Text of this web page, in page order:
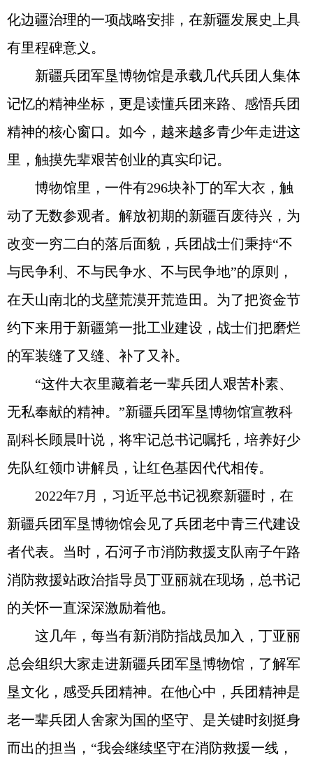
化边疆治理的一项战略安排，在新疆发展史上具
有里程碑意义。
新疆兵团军垦博物馆是承载几代兵团人集体
记忆的精神坐标，更是读懂兵团来路、感悟兵团
精神的核心窗口。如今，越来越多青少年走进这
里，触摸先辈艰苦创业的真实印记。
博物馆里，一件有296块补丁的军大衣，触
动了无数参观者。解放初期的新疆百废待兴，为
改变一穷二白的落后面貌，兵团战士们秉持“不
与民争利、不与民争水、不与民争地”的原则，
在天山南北的戈壁荒漠开荒造田。为了把资金节
约下来用于新疆第一批工业建设，战士们把磨烂
的军装缝了又缝、补了又补。
“这件大衣里藏着老一辈兵团人艰苦朴素、
无私奉献的精神。”新疆兵团军垦博物馆宣教科
副科长顾晨叶说，将牢记总书记嘱托，培养好少
先队红领巾讲解员，让红色基因代代相传。
2022年7月，习近平总书记视察新疆时，在
新疆兵团军垦博物馆会见了兵团老中青三代建设
者代表。当时，石河子市消防救援支队南子午路
消防救援站政治指导员丁亚丽就在现场，总书记
的关怀一直深深激励着他。
这几年，每当有新消防指战员加入，丁亚丽
总会组织大家走进新疆兵团军垦博物馆，了解军
垦文化，感受兵团精神。在他心中，兵团精神是
老一辈兵团人舍家为国的坚守、是关键时刻挺身
而出的担当，“我会继续坚守在消防救援一线，